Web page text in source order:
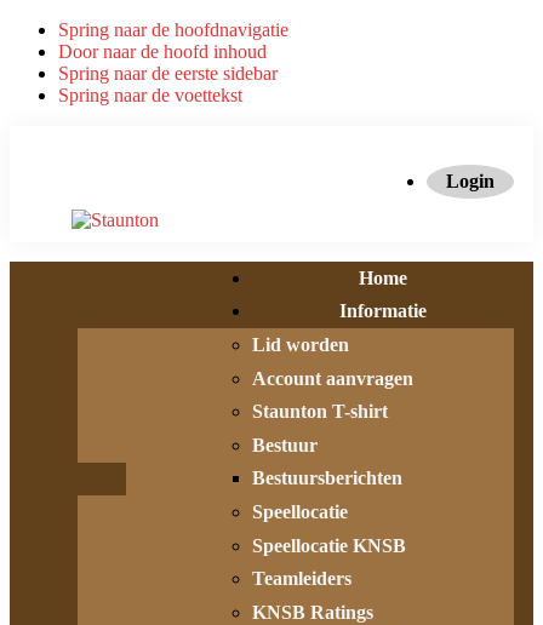
Spring naar de hoofdnavigatie
Door naar de hoofd inhoud
Spring naar de eerste sidebar
Spring naar de voettekst
Login
Home
Informatie
Lid worden
Account aanvragen
Staunton T-shirt
Bestuur
Bestuursberichten
Speellocatie
Speellocatie KNSB
Teamleiders
KNSB Ratings